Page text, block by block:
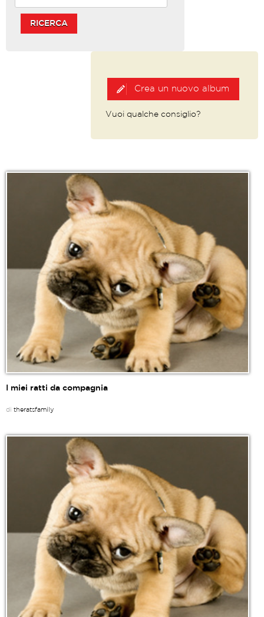
RICERCA
Crea un nuovo album
Vuoi qualche consiglio?
I miei ratti da compagnia
di theratsfamily